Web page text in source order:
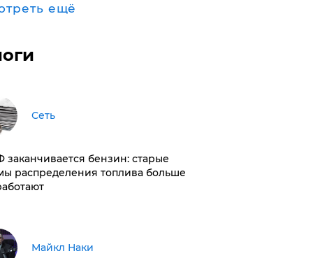
ещё
Сеть
заканчивается бензин: старые
распределения топлива больше
Майкл Наки